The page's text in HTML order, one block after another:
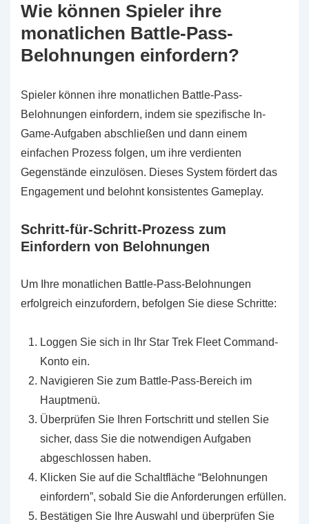
Wie können Spieler ihre
monatlichen Battle-Pass-
Belohnungen einfordern?
Spieler können ihre monatlichen Battle-Pass-
Belohnungen einfordern, indem sie spezifische In-
Game-Aufgaben abschließen und dann einem
einfachen Prozess folgen, um ihre verdienten
Gegenstände einzulösen. Dieses System fördert das
Engagement und belohnt konsistentes Gameplay.
Schritt-für-Schritt-Prozess zum
Einfordern von Belohnungen
Um Ihre monatlichen Battle-Pass-Belohnungen
erfolgreich einzufordern, befolgen Sie diese Schritte:
Loggen Sie sich in Ihr Star Trek Fleet Command-
Konto ein.
Navigieren Sie zum Battle-Pass-Bereich im
Hauptmenü.
Überprüfen Sie Ihren Fortschritt und stellen Sie
sicher, dass Sie die notwendigen Aufgaben
abgeschlossen haben.
Klicken Sie auf die Schaltfläche “Belohnungen
einfordern”, sobald Sie die Anforderungen erfüllen.
Bestätigen Sie Ihre Auswahl und überprüfen Sie